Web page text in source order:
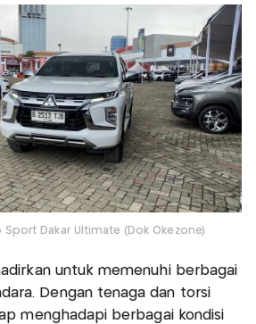
Sport Dakar Ultimate (Dok Okezone)
untuk memenuhi berbagai
Dengan tenaga dan torsi
menghadapi berbagai kondisi